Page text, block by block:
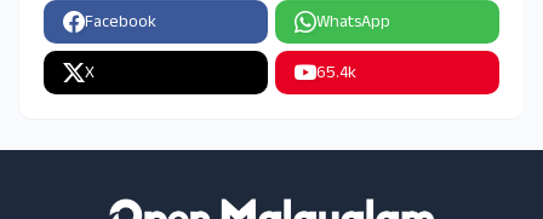
Facebook WhatsApp
X 65.4k